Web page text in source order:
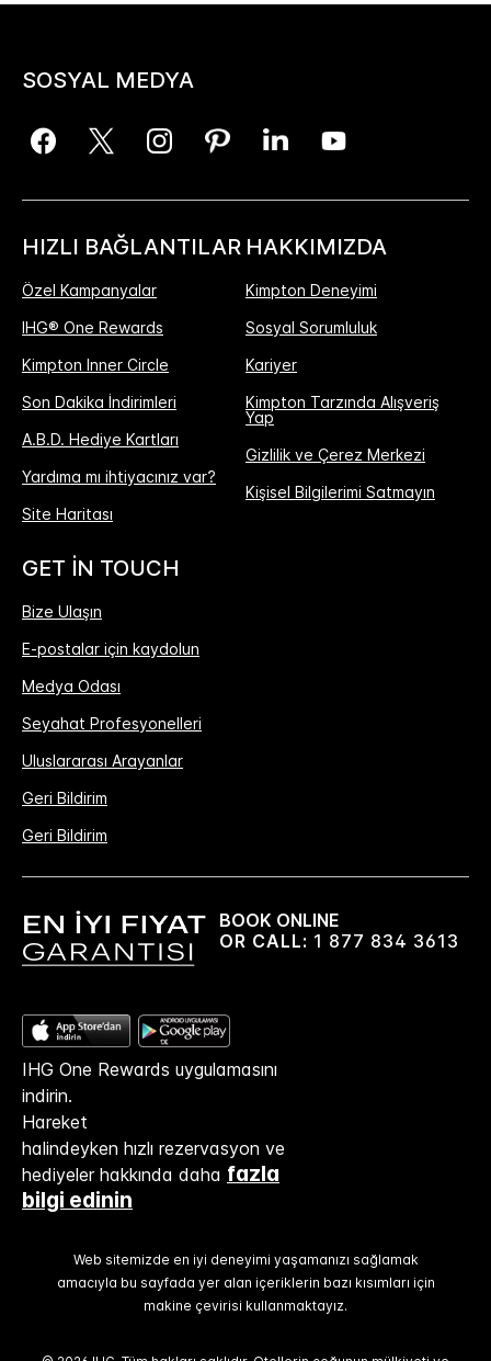
SOSYAL MEDYA
HIZLI BAĞLANTILAR
Özel Kampanyalar
IHG® One Rewards
Kimpton Inner Circle
Son Dakika İndirimleri
A.B.D. Hediye Kartları
Yardıma mı ihtiyacınız var?
Site Haritası
HAKKIMIZDA
Kimpton Deneyimi
Sosyal Sorumluluk
Kariyer
Kimpton Tarzında Alışveriş
Yap
Gizlilik ve Çerez Merkezi
Kişisel Bilgilerimi Satmayın
GET IN TOUCH
Bize Ulaşın
E-postalar için kaydolun
Medya Odası
Seyahat Profesyonelleri
Uluslararası Arayanlar
Geri Bildirim
Geri Bildirim
BOOK ONLINE
OR CALL: 1 877 834 3613
IHG One Rewards uygulamasını
indirin.
Hareket
halindeyken hızlı rezervasyon ve
hediyeler hakkında daha fazla
bilgi edinin
Web sitemizde en iyi deneyimi yaşamanızı sağlamak
amacıyla bu sayfada yer alan içeriklerin bazı kısımları için
makine çevirisi kullanmaktayız.